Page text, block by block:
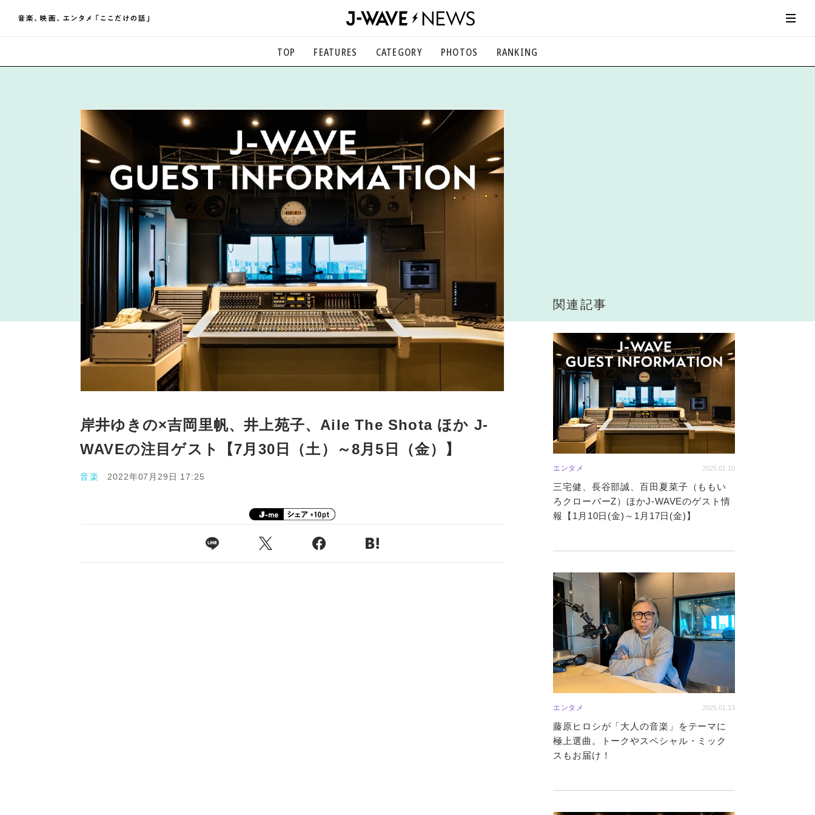
TOP FEATURES CATEGORY
映画、芸能、舞台、スポーツなど
カルチャー
アート、文芸、マンガなど
ライフスタイル
食、健康、美容…暮らし豊かに
社会
国内、海外の気になるトピック
PHOTOS RANKING
岸井ゆきの×吉岡里帆、井上苑子、Aile The Shota ほか J-
WAVEの注目ゲスト【7月30日（土）～8月5日（金）】
音楽 2022年07月29日 17:25
関連記事
エンタメ 2025.01.10
三宅健、長谷部誠、百田夏菜子（ももい
ろクローバーZ）ほかJ-WAVEのゲスト情
報【1月10日(金)～1月17日(金)】
エンタメ 2025.01.13
藤原ヒロシが「大人の音楽」をテーマに
極上選曲。トークやスペシャル・ミック
スもお届け！